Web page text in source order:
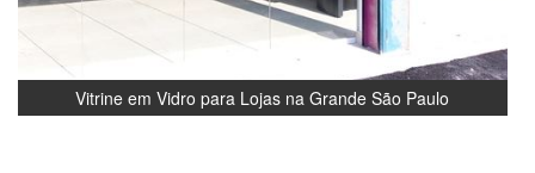
Vitrine em Vidro para Lojas na Grande São Paulo